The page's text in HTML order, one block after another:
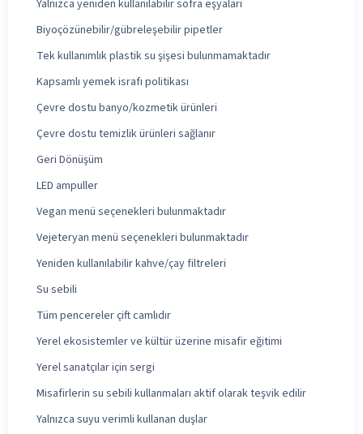
Yalnızca yeniden kullanılabilir sofra eşyaları
Biyoçözünebilir/gübreleşebilir pipetler
Tek kullanımlık plastik su şişesi bulunmamaktadır
Kapsamlı yemek israfı politikası
Çevre dostu banyo/kozmetik ürünleri
Çevre dostu temizlik ürünleri sağlanır
Geri Dönüşüm
LED ampuller
Vegan menü seçenekleri bulunmaktadır
Vejeteryan menü seçenekleri bulunmaktadır
Yeniden kullanılabilir kahve/çay filtreleri
Su sebili
Tüm pencereler çift camlıdır
Yerel ekosistemler ve kültür üzerine misafir eğitimi
Yerel sanatçılar için sergi
Misafirlerin su sebili kullanmaları aktif olarak teşvik edilir
Yalnızca suyu verimli kullanan duşlar